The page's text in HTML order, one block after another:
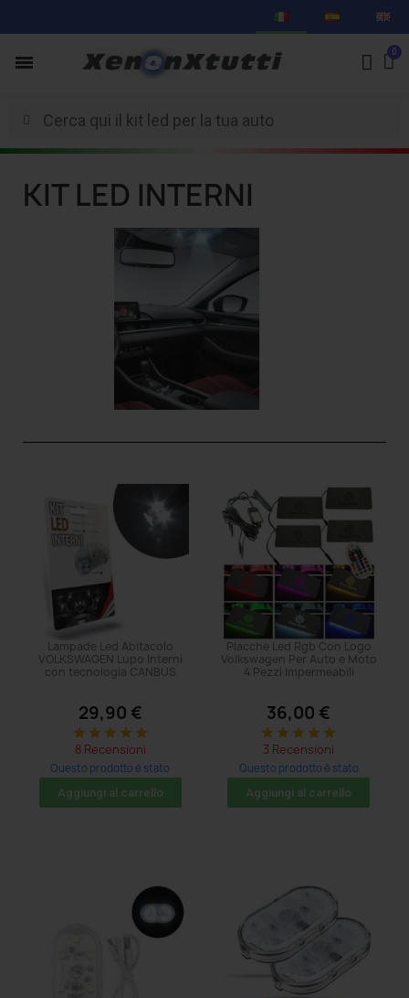
KIT LED INTERNI
Lampade Led Abitacolo
VOLKSWAGEN Lupo Interni
con tecnologia CANBUS
29,90 €
star star star star star
8 Recensioni
Questo prodotto è stato
acquistato: 5 volte
Aggiungi al carrello
Placche Led Rgb Con Logo
Volkswagen Per Auto e Moto
4 Pezzi Impermeabili
36,00 €
star star star star star
3 Recensioni
Questo prodotto è stato
acquistato: 17 volte
Aggiungi al carrello